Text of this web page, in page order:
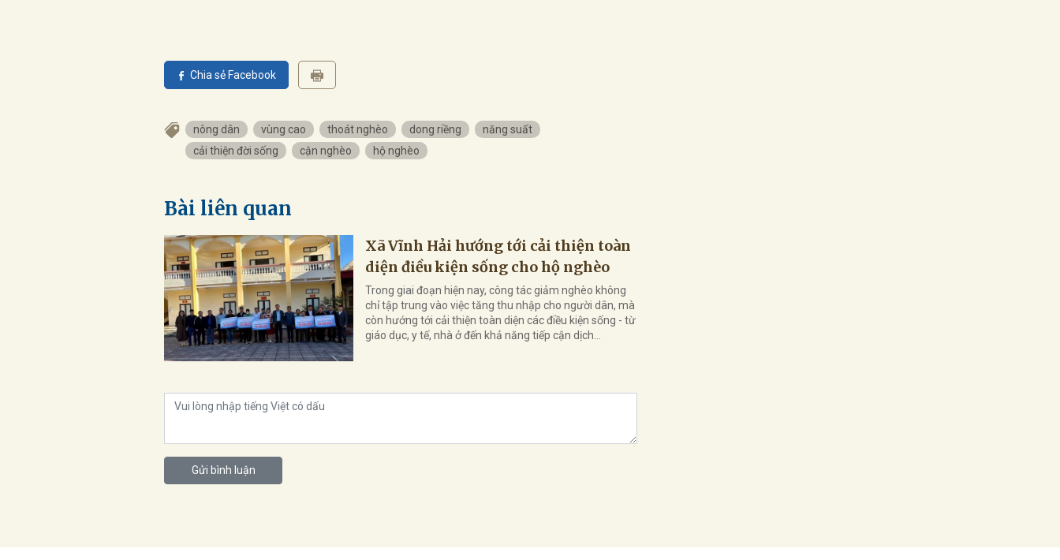
Chia sẻ Facebook
nông dân vùng cao thoát nghèo dong riềng
năng suất
cải thiện đời sống
cận nghèo hộ nghèo
Bài liên quan
Xã Vĩnh Hải hướng tới cải thiện toàn
diện điều kiện sống cho hộ nghèo
Trong giai đoạn hiện nay, công tác giảm nghèo không
chỉ tập trung vào việc tăng thu nhập cho người dân, mà
còn hướng tới cải thiện toàn diện các điều kiện sống - từ
giáo dục, y tế, nhà ở đến khả năng tiếp cận dịch...
Gửi bình luận